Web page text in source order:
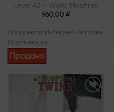
Level 42 – World Machine
960,00 ₽
Продается: Интернет-магазин
Пластиночка
Продано
Add to